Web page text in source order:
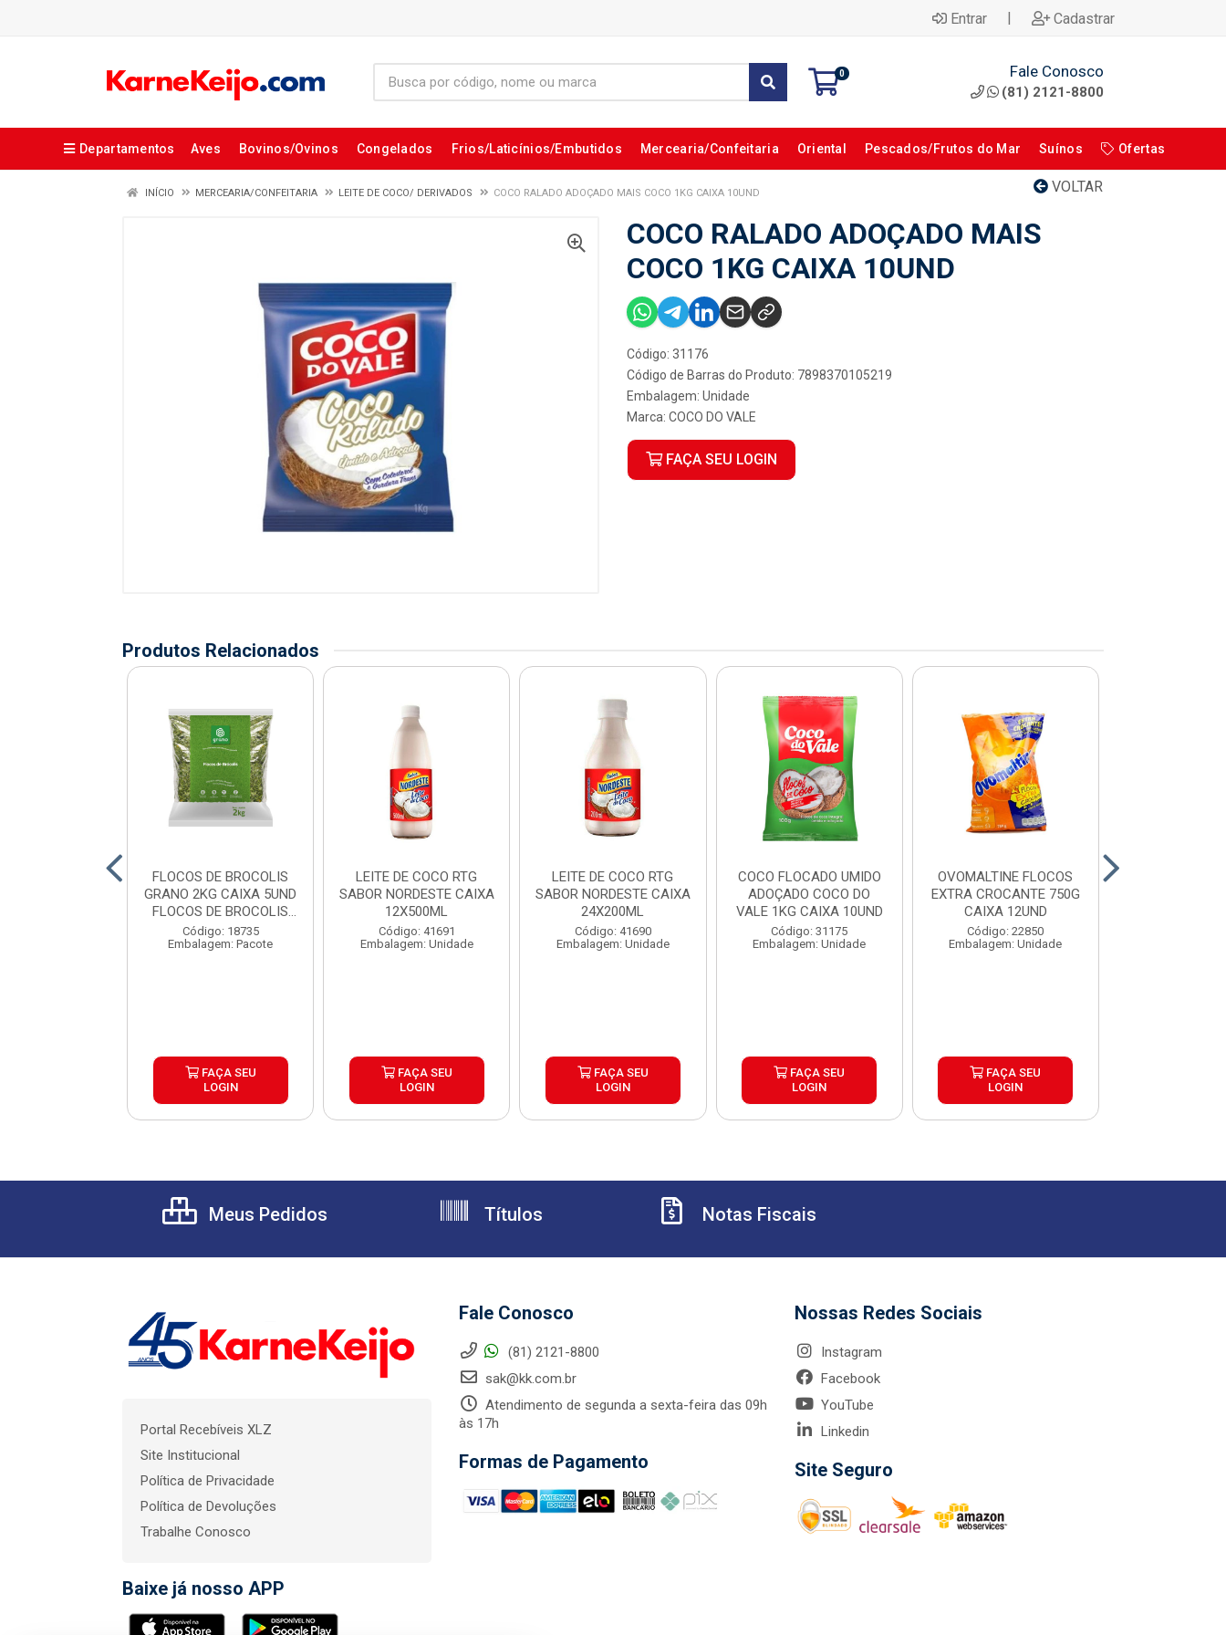
Entrar | Cadastrar
0 Fale Conosco
(81) 2121-8800
Departamentos Aves Bovinos/Ovinos Congelados Frios/Laticínios/Embutidos Mercearia/Confeitaria Oriental Pescados/Frutos do Mar Suínos Ofertas
VOLTAR
INÍCIO MERCEARIA/CONFEITARIA LEITE DE COCO/ DERIVADOS COCO RALADO ADOÇADO MAIS COCO 1KG CAIXA 10UND
COCO RALADO ADOÇADO MAIS
COCO 1KG CAIXA 10UND
Código: 31176
Código de Barras do Produto: 7898370105219
Embalagem: Unidade
Marca: COCO DO VALE
FAÇA SEU LOGIN
Produtos Relacionados
FLOCOS DE BROCOLIS
GRANO 2KG CAIXA 5UND
FLOCOS DE BROCOLIS
G...
Código: 18735
Embalagem: Pacote
FAÇA SEU
LOGIN
LEITE DE COCO RTG
SABOR NORDESTE CAIXA
12X500ML
Código: 41691
Embalagem: Unidade
FAÇA SEU
LOGIN
LEITE DE COCO RTG
SABOR NORDESTE CAIXA
24X200ML
Código: 41690
Embalagem: Unidade
FAÇA SEU
LOGIN
COCO FLOCADO UMIDO
ADOÇADO COCO DO
VALE 1KG CAIXA 10UND
Código: 31175
Embalagem: Unidade
FAÇA SEU
LOGIN
OVOMALTINE FLOCOS
EXTRA CROCANTE 750G
CAIXA 12UND
Código: 22850
Embalagem: Unidade
FAÇA SEU
LOGIN
Meus Pedidos Títulos Notas Fiscais
Portal Recebíveis XLZ
Site Institucional
Política de Privacidade
Política de Devoluções
Trabalhe Conosco
Baixe já nosso APP
Fale Conosco
(81) 2121-8800
sak@kk.com.br
Atendimento de segunda a sexta-feira das 09h
às 17h
Formas de Pagamento
Nossas Redes Sociais
Instagram
Facebook
YouTube
Linkedin
Site Seguro